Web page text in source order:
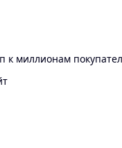
к миллионам